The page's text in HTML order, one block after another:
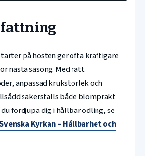
på hösten ger ofta kraftigare
nästa säsong. Med rätt
anpassad krukstorlek och
säkerställs både blomprakt
fördjupa dig i hållbar odling, se
Kyrkan – Hållbarhet och